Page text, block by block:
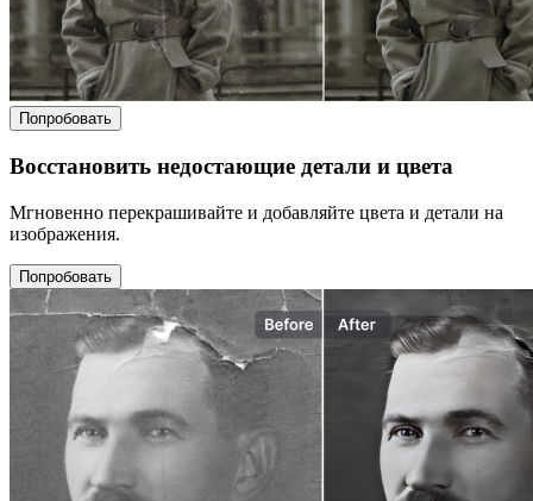
Попробовать
Восстановить недостающие детали и цвета
Мгновенно перекрашивайте и добавляйте цвета и детали на
изображения.
Попробовать